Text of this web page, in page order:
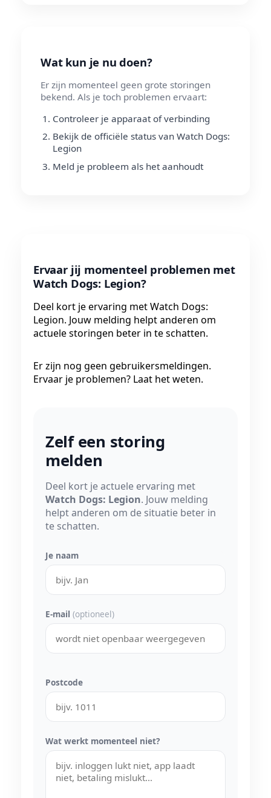
Wat kun je nu doen?
Er zijn momenteel geen grote storingen
bekend. Als je toch problemen ervaart:
Controleer je apparaat of verbinding
Bekijk de officiële status van Watch Dogs:
Legion
Meld je probleem als het aanhoudt
Ervaar jij momenteel problemen met
Watch Dogs: Legion?
Deel kort je ervaring met Watch Dogs:
Legion. Jouw melding helpt anderen om
actuele storingen beter in te schatten.
Er zijn nog geen gebruikersmeldingen.
Ervaar je problemen? Laat het weten.
Zelf een storing
melden
Deel kort je actuele ervaring met
Watch Dogs: Legion. Jouw melding
helpt anderen om de situatie beter in
te schatten.
Je naam
E-mail (optioneel)
Postcode
Wat werkt momenteel niet?